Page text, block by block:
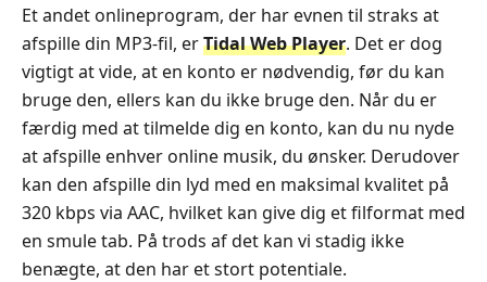
Et andet onlineprogram, der har evnen til straks at
afspille din MP3‑fil, erTidal Web Player. Det er dog
vigtigt at vide, at en konto er nødvendig, før du kan
bruge den, ellers kan du ikke bruge den. Når du er
færdig med at tilmelde dig en konto, kan du nu nyde
at afspille enhver online musik, du ønsker. Derudover
kan den afspille din lyd med en maksimal kvalitet på
320 kbps via AAC, hvilket kan give dig et filformat med
en smule tab. På trods af det kan vi stadig ikke
benægte, at den har et stort potentiale.